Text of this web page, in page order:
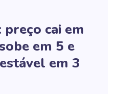
cai em
em 5 e
em 3